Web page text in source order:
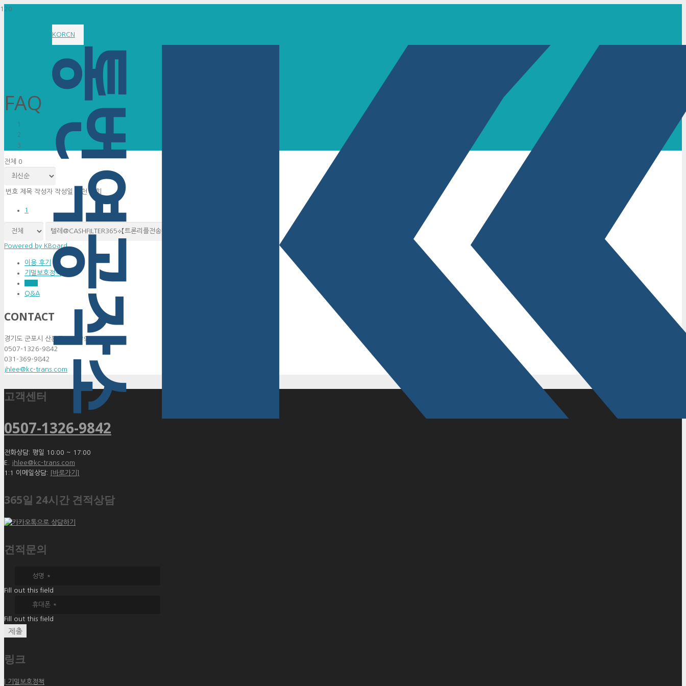
KORCN
FAQ
전체 0
번호 제목 작성자 작성일 추천 조회
1
Powered by KBoard
이용 후기
기밀보호정책
Q&A
CONTACT
경기도 군포시 산본로 339 #910
0507-1326-9842
031-369-9842
jhlee@kc-trans.com
고객센터
0507-1326-9842
전화상담: 평일 10:00 ~ 17:00
E. jhlee@kc-trans.com
1:1 이메일상담:
[바로가기]
365일 24시간 견적상담
견적문의
Fill out this field
Fill out this field
제출
링크
| 기밀보호정책